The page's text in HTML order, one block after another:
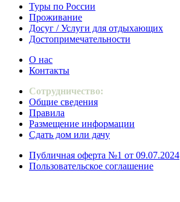
Туры по России
Проживание
Досуг / Услуги для отдыхающих
Достопримечательности
О нас
Контакты
Сотрудничество:
Общие сведения
Правила
Размещение информации
Сдать дом или дачу
Публичная оферта №1 от 09.07.2024
Пользовательское соглашение